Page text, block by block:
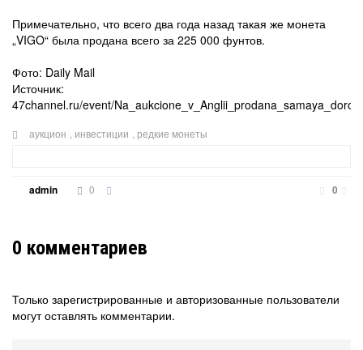
Примечательно, что всего два года назад такая же монета
„VIGO“ была продана всего за 225 000 фунтов.
Фото: Daily Mail
Источник:
47channel.ru/event/
аукцион инвестиции редкие монеты
admin 0 0
0 комментариев
Только зарегистрированные и авторизованные пользователи
могут оставлять комментарии.